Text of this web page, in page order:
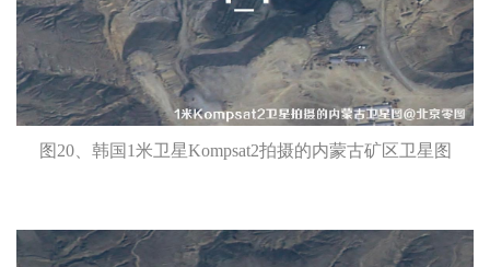
图20、韩国1米卫星Kompsat2拍摄的内蒙古矿区卫星图